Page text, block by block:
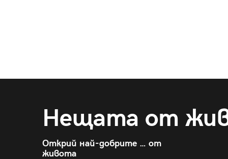
Нещата от
Открий най-добрите … от
живота